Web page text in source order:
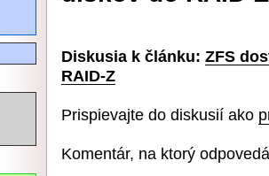
Diskusia k článku: ZFS
RAID-Z
Prispievajte do diskusií ako
Komentár, na ktorý